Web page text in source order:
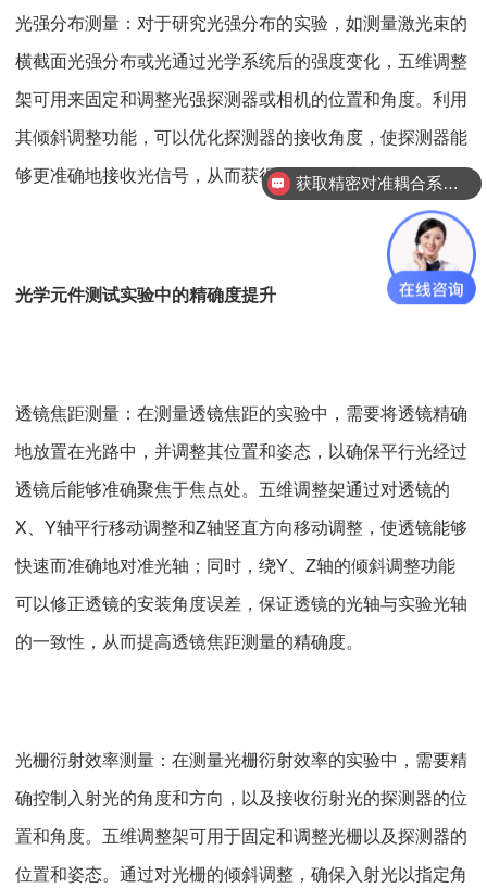
光强分布测量：对于研究光强分布的实验，如测量激光束的
横截面光强分布或光通过光学系统后的强度变化，五维调整
架可用来固定和调整光强探测器或相机的位置和角度。利用
其倾斜调整功能，可以优化探测器的接收角度，使探测器能
够更准确地接收光信号，从而获得更精确的光强分布数据。
光学元件测试实验中的精确度提升
透镜焦距测量：在测量透镜焦距的实验中，需要将透镜精确
地放置在光路中，并调整其位置和姿态，以确保平行光经过
透镜后能够准确聚焦于焦点处。五维调整架通过对透镜的
X、Y轴平行移动调整和Z轴竖直方向移动调整，使透镜能够
快速而准确地对准光轴；同时，绕Y、Z轴的倾斜调整功能
可以修正透镜的安装角度误差，保证透镜的光轴与实验光轴
的一致性，从而提高透镜焦距测量的精确度。
光栅衍射效率测量：在测量光栅衍射效率的实验中，需要精
确控制入射光的角度和方向，以及接收衍射光的探测器的位
置和角度。五维调整架可用于固定和调整光栅以及探测器的
位置和姿态。通过对光栅的倾斜调整，确保入射光以指定角
获取精密对准耦合系统技术方案